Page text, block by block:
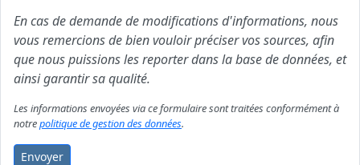
En cas de demande de modifications d'informations, nous
vous remercions de bien vouloir préciser vos sources, afin
que nous puissions les reporter dans la base de données, et
ainsi garantir sa qualité.
Les informations envoyées via ce formulaire sont traitées conformément à
notrepolitique de gestion des données.
Envoyer